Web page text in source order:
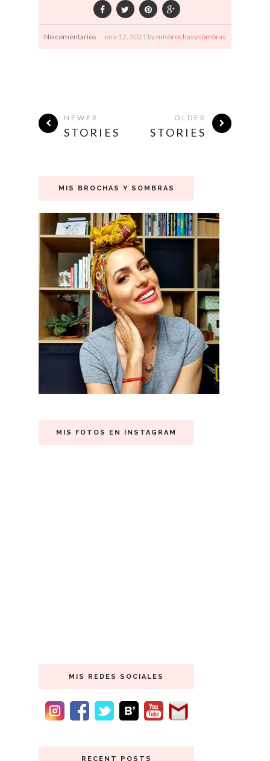
No comentarios ene 12, 2021 by misbrochasysombras
NEWER
STORIES
OLDER
STORIES
MIS BROCHAS Y SOMBRAS
MIS FOTOS EN INSTAGRAM
MIS REDES SOCIALES
RECENT POSTS